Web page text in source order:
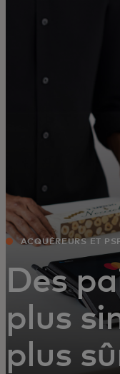
Pour vous
Pour
Pour le
Pour les
Actualités
ACQUÉREURS ET
Des
plus
plus